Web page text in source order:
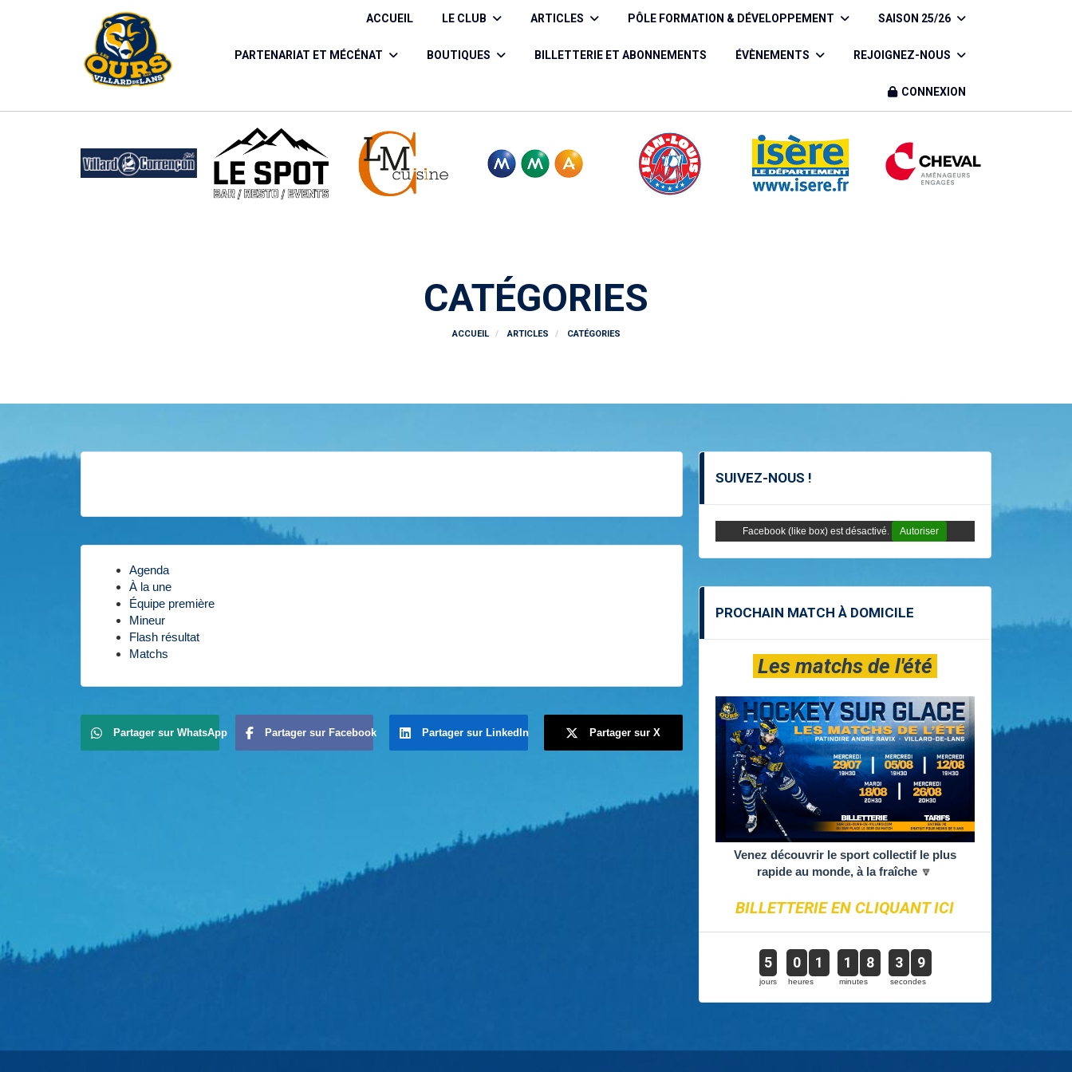
ACCUEIL LE CLUB ARTICLES PÔLE FORMATION & DÉVELOPPEMENT SAISON 25/26
PARTENARIAT ET MÉCÉNAT BOUTIQUES BILLETTERIE ET ABONNEMENTS ÉVÈNEMENTS REJOIGNEZ-NOUS
CONNEXION
CATÉGORIES
ACCUEIL ARTICLES CATÉGORIES
Agenda
À la une
Équipe première
Mineur
Flash résultat
Matchs
Partager sur WhatsApp Partager sur Facebook Partager sur LinkedIn Partager sur X
SUIVEZ-NOUS !
Facebook (like box) est désactivé. Autoriser
PROCHAIN MATCH À DOMICILE
Les matchs de l'été
Venez découvrir le sport collectif le plus
rapide au monde, à la fraîche 🔽
BILLETTERIE EN CLIQUANT ICI
5
jours
0 1
heures
1 8
minutes
3 9
secondes
Panneau de gestion des cookies